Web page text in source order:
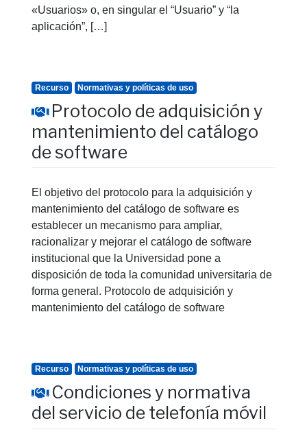
«Usuarios» o, en singular el “Usuario” y “la
aplicación”, […]
Recurso Normativas y políticas de uso
Protocolo de adquisición y
mantenimiento del catálogo
de software
El objetivo del protocolo para la adquisición y
mantenimiento del catálogo de software es
establecer un mecanismo para ampliar,
racionalizar y mejorar el catálogo de software
institucional que la Universidad pone a
disposición de toda la comunidad universitaria de
forma general. Protocolo de adquisición y
mantenimiento del catálogo de software
Recurso Normativas y políticas de uso
Condiciones y normativa
del servicio de telefonía móvil